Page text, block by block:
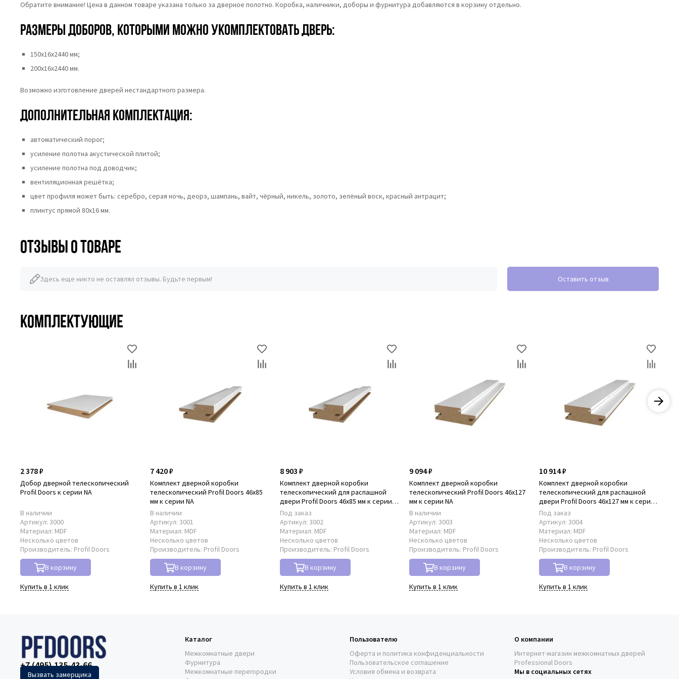
Обратите внимание! Цена в данном товаре указана только за дверное полотно. Коробка, наличники, доборы и фурнитура добавляются в корзину отдельно.
Размеры доборов, которыми можно укомплектовать дверь:
150х16х2440 мм;
200х16х2440 мм.
Возможно изготовление дверей нестандартного размера.
Дополнительная комплектация:
автоматический порог;
усиление полотна акустической плитой;
усиление полотна под доводчик;
вентиляционная решётка;
цвет профиля может быть: серебро, серая ночь, деорэ, шампань, вайт, чёрный, никель, золото, зелёный воск, красный антрацит;
плинтус прямой 80х16 мм.
Отзывы о товаре
Здесь еще никто не оставлял отзывы. Будьте первым! Оставить отзыв
Комплектующие
2 378 ₽
Добор дверной телескопический
Profil Doors к серии NA
В наличии
Артикул: 3000
Материал: MDF
Несколько цветов
Производитель: Profil Doors
В корзину
Купить в 1 клик
7 420 ₽
Комплект дверной коробки
телескопический Profil Doors 46x85
мм к серии NA
В наличии
Артикул: 3001
Материал: MDF
Несколько цветов
Производитель: Profil Doors
В корзину
Купить в 1 клик
8 903 ₽
Комплект дверной коробки
телескопический для распашной
двери Profil Doors 46x85 мм к серии
NA
Под заказ
Артикул: 3002
Материал: MDF
Несколько цветов
Производитель: Profil Doors
В корзину
Купить в 1 клик
9 094 ₽
Комплект дверной коробки
телескопический Profil Doors 46x127
мм к серии NA
В наличии
Артикул:3003
Материал: MDF
Несколько цветов
Производитель: Profil Doors
В корзину
Купить в 1 клик
10 914 ₽
Комплект дверной коробки
телескопический для распашной
двери Profil Doors 46x127 мм к серии
NA
Под заказ
Артикул:3004
Материал: MDF
Несколько цветов
Производитель: Profil Doors
В корзину
Купить в 1 клик
+7 (495) 135-43-66
Вызвать замерщика
Каталог
Межкомнатные двери
Фурнитура
Межкомнатные перегородки
Пользователю
Оферта и политика конфиденциальности
Пользовательское соглашение
Условия обмена и возврата
О компании
Интернет-магазин межкомнатных дверей
Professional Doors
Мы в социальных сетях